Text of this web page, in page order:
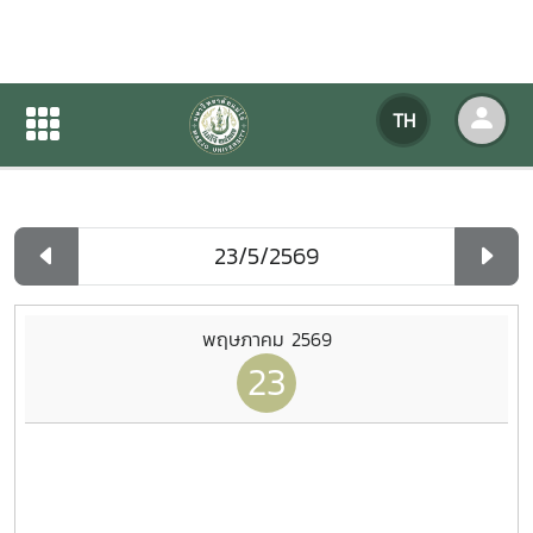
TH
ปฏิทินกิจกรรมของหน่วยงาน
ปฏิทินกิจกรรมของหน่วยงาน
พฤษภาคม 2569
23